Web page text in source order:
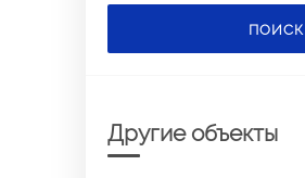
ПОИСК
Другие объекты